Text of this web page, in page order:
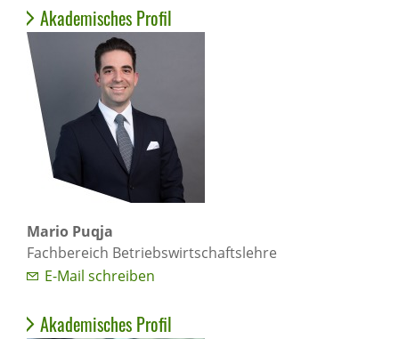
Akademisches Profil
Mario Puqja
Fachbereich Betriebswirtschaftslehre
E-Mail schreiben
Akademisches Profil